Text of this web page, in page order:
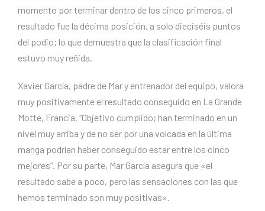
momento por terminar dentro de los cinco primeros, el
resultado fue la décima posición, a solo dieciséis puntos
del podio; lo que demuestra que la clasificación final
estuvo muy reñida.
Xavier García, padre de Mar y entrenador del equipo, valora
muy positivamente el resultado conseguido en La Grande
Motte, Francia. “Objetivo cumplido; han terminado en un
nivel muy arriba y de no ser por una volcada en la última
manga podrían haber conseguido estar entre los cinco
mejores”. Por su parte, Mar García asegura que «el
resultado sabe a poco, pero las sensaciones con las que
hemos terminado son muy positivas».